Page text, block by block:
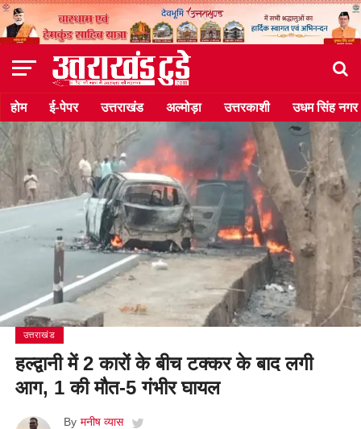
होम ई-पेपर उत्तराखंड अल्मोड़ा उत्तरकाशी उधम सिंह नगर
उत्तराखंड
हल्द्वानी में 2 कारों के बीच टक्कर के बाद लगी
आग, 1 की मौत-5 गंभीर घायल
By मनीष व्यास